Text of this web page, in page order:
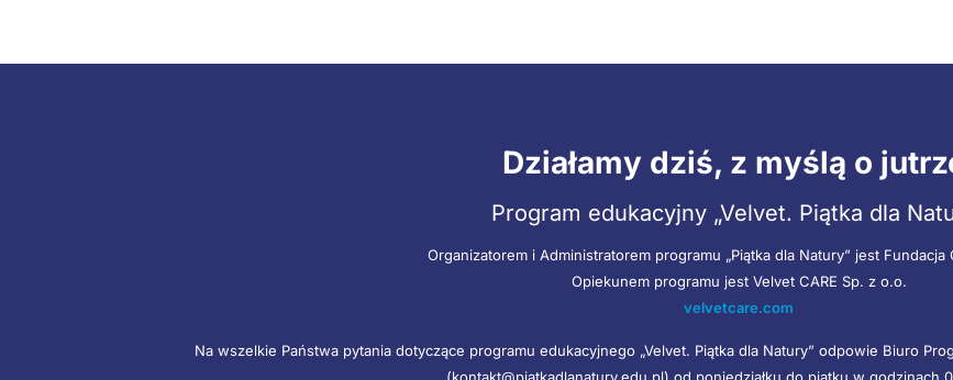
Działamy dziś, z myślą o
Program edukacyjny „Velvet. Piątka dla
Organizatorem i Administratorem programu „Piątka dla Natury” jest Fundacja
Opiekunem programu jest Velvet CARE Sp. z o.o.
velvetcare.com
Na wszelkie Państwa pytania dotyczące programu edukacyjnego „Velvet. Piątka dla Natury” odpowie Biuro
(kontakt@piatkadlanatury.edu.pl) od poniedziałku do piątku w godzinach